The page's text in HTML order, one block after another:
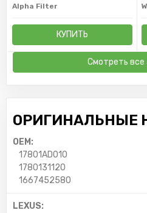
Alpha Filter
КУПИТЬ
Смотреть все
ОРИГИНАЛЬНЫЕ
OEM:
17801AD010
1780131120
1667452580
LEXUS: